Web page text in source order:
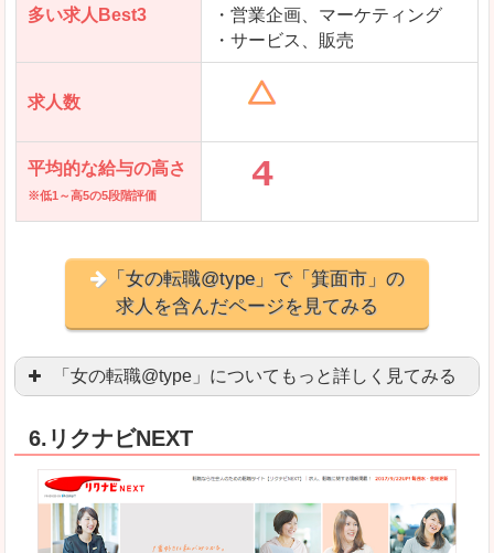
多い求人Best3
・営業企画、マーケティング
・サービス、販売
求人数
平均的な給与の高さ
※低1～高5の5段階評価
「女の転職@type」で「箕面市」の
求人を含んだページを見てみる
「女の転職@type」についてもっと詳しく見てみる
良いところ
正社員求人が約80％、正社員で長く働きたい方に
働く女のワーク＆ライフマガジン「woman type
6.リクナビNEXT